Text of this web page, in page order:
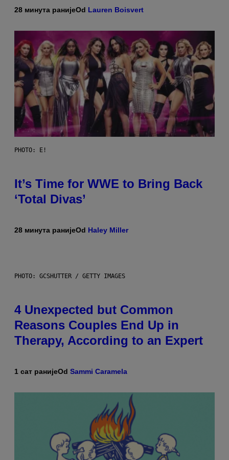
28 минута ранијеOd Lauren Boisvert
PHOTO: E!
It’s Time for WWE to Bring Back
‘Total Divas’
28 минута ранијеOd Haley Miller
PHOTO: GCSHUTTER / GETTY IMAGES
4 Unexpected but Common
Reasons Couples End Up in
Therapy, According to an Expert
1 сат ранијеOd Sammi Caramela